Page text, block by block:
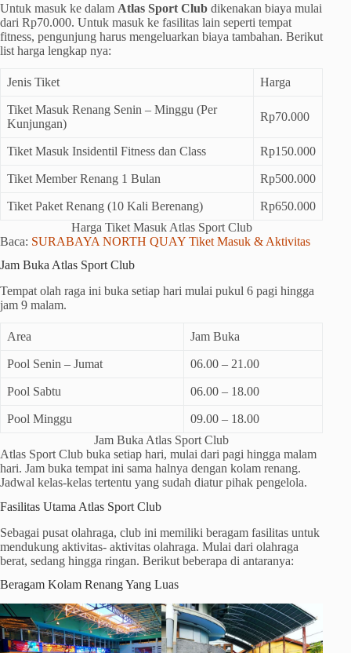
Untuk masuk ke dalam Atlas Sport Club dikenakan biaya mulai
dari Rp70.000. Untuk masuk ke fasilitas lain seperti tempat
fitness, pengunjung harus mengeluarkan biaya tambahan. Berikut
list harga lengkap nya:
Jenis Tiket Harga
Tiket Masuk Renang Senin – Minggu (Per
Kunjungan)
Rp70.000
Tiket Masuk Insidentil Fitness dan Class Rp150.000
Tiket Member Renang 1 Bulan Rp500.000
Tiket Paket Renang (10 Kali Berenang)
Rp650.000
Harga Tiket Masuk Atlas Sport Club
Baca: SURABAYA NORTH QUAY Tiket Masuk & Aktivitas
Jam Buka Atlas Sport Club
Tempat olah raga ini buka setiap hari mulai pukul 6 pagi hingga
jam 9 malam.
Area Jam Buka
Pool Senin – Jumat 06.00 – 21.00
Pool Sabtu 06.00 – 18.00
Pool Minggu
09.00 – 18.00
Jam Buka Atlas Sport Club
Atlas Sport Club buka setiap hari, mulai dari pagi hingga malam
hari. Jam buka tempat ini sama halnya dengan kolam renang.
Jadwal kelas-kelas tertentu yang sudah diatur pihak pengelola.
Fasilitas Utama Atlas Sport Club
Sebagai pusat olahraga, club ini memiliki beragam fasilitas untuk
mendukung aktivitas- aktivitas olahraga. Mulai dari olahraga
berat, sedang hingga ringan. Berikut beberapa di antaranya:
Beragam Kolam Renang Yang Luas